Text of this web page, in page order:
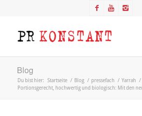
Blog
Du bist hier: Startseite / Blog / pressefach / Yarrah /
Portionsgerecht, hochwertig und biologisch: Mit den